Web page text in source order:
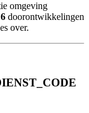
omgeving
6 doorontwikkelingen
over.